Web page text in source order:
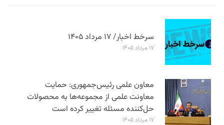
سرخط اخبار/ ۱۷ مرداد ۱۴۰۵
۱۷ مرداد ۱۴۰۵
معاون علمی رئیس‌جمهوری: حمایت
معاونت علمی از مجموعه‌ها به محصولات
حل‌کننده مسئله تغییر کرده است
۱۷ مرداد ۱۴۰۵